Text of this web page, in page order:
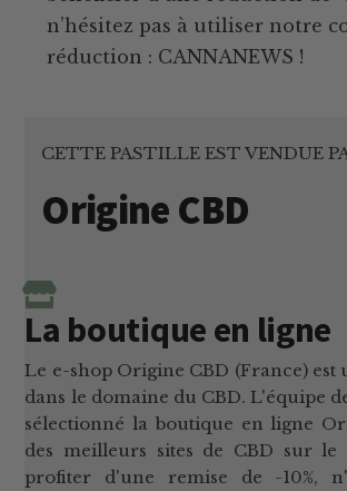
n’hésitez pas à utiliser notre
réduction : CANNANEWS !
CETTE PASTILLE EST VENDUE
Origine CBD
La boutique en ligne
Le e-shop Origine CBD (France) est
dans le domaine du CBD. L'équipe
sélectionné la boutique en ligne
des meilleurs sites de CBD sur le
profiter d'une remise de -10%,